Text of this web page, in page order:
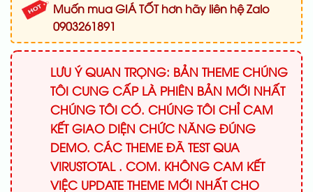
Muốn mua GIÁ TỐT hơn hãy liên hệ Zalo
0903261891
LƯU Ý QUAN TRỌNG: BẢN THEME CHÚNG
TÔI CUNG CẤP LÀ PHIÊN BẢN MỚI NHẤT
CHÚNG TÔI CÓ. CHÚNG TÔI CHỈ CAM
KẾT GIAO DIỆN CHỨC NĂNG ĐÚNG
DEMO. CÁC THEME ĐÃ TEST QUA
VIRUSTOTAL . COM. KHÔNG CAM KẾT
VIỆC UPDATE THEME MỚI NHẤT CHO